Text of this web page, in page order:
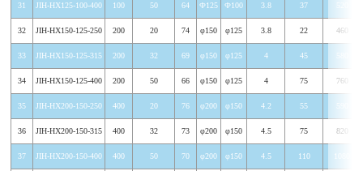
31 JIH-HX125-100-400 100 50 64 Ф125 Ф100 3.8 37
32 JIH-HX150-125-250 200 20 74 φ150 φ125 3.8 22 460
33 JIH-HX150-125-315 200 32 69 φ150 φ125 4 45
34 JIH-HX150-125-400 200 50 66 φ150 φ125 4 75 760
35 JIH-HX200-150-250 400 20 76 φ200 φ150 4.2 55
36 JIH-HX200-150-315 400 32 73 φ200 φ150 4.5 75 820
37 JIH-HX200-150-400 400 50 70 φ200 φ150 4.5 110 1080